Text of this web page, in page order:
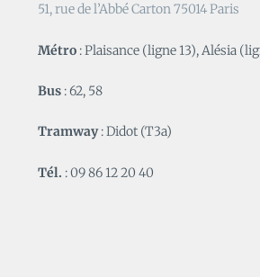
51, rue de l’Abbé Carton 75014 Paris
Métro : Plaisance (ligne 13), Alésia
Bus : 62, 58
Tramway: Didot (T3a)
Tél. : 09 86 12 20 40